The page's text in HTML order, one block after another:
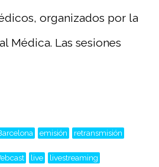
organizados por la
Médica. Las sesiones
emisión retransmisión
live livestreaming